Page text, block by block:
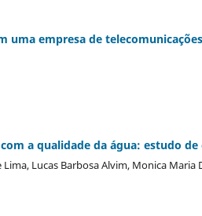
uma empresa de
a qualidade da água: estudo de
Lucas Barbosa Alvim, Monica Maria